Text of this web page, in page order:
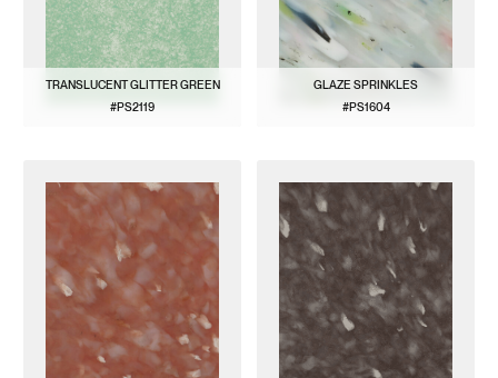
TRANSLUCENT GLITTER GREEN
#PS2119
GLAZE SPRINKLES
#PS1604